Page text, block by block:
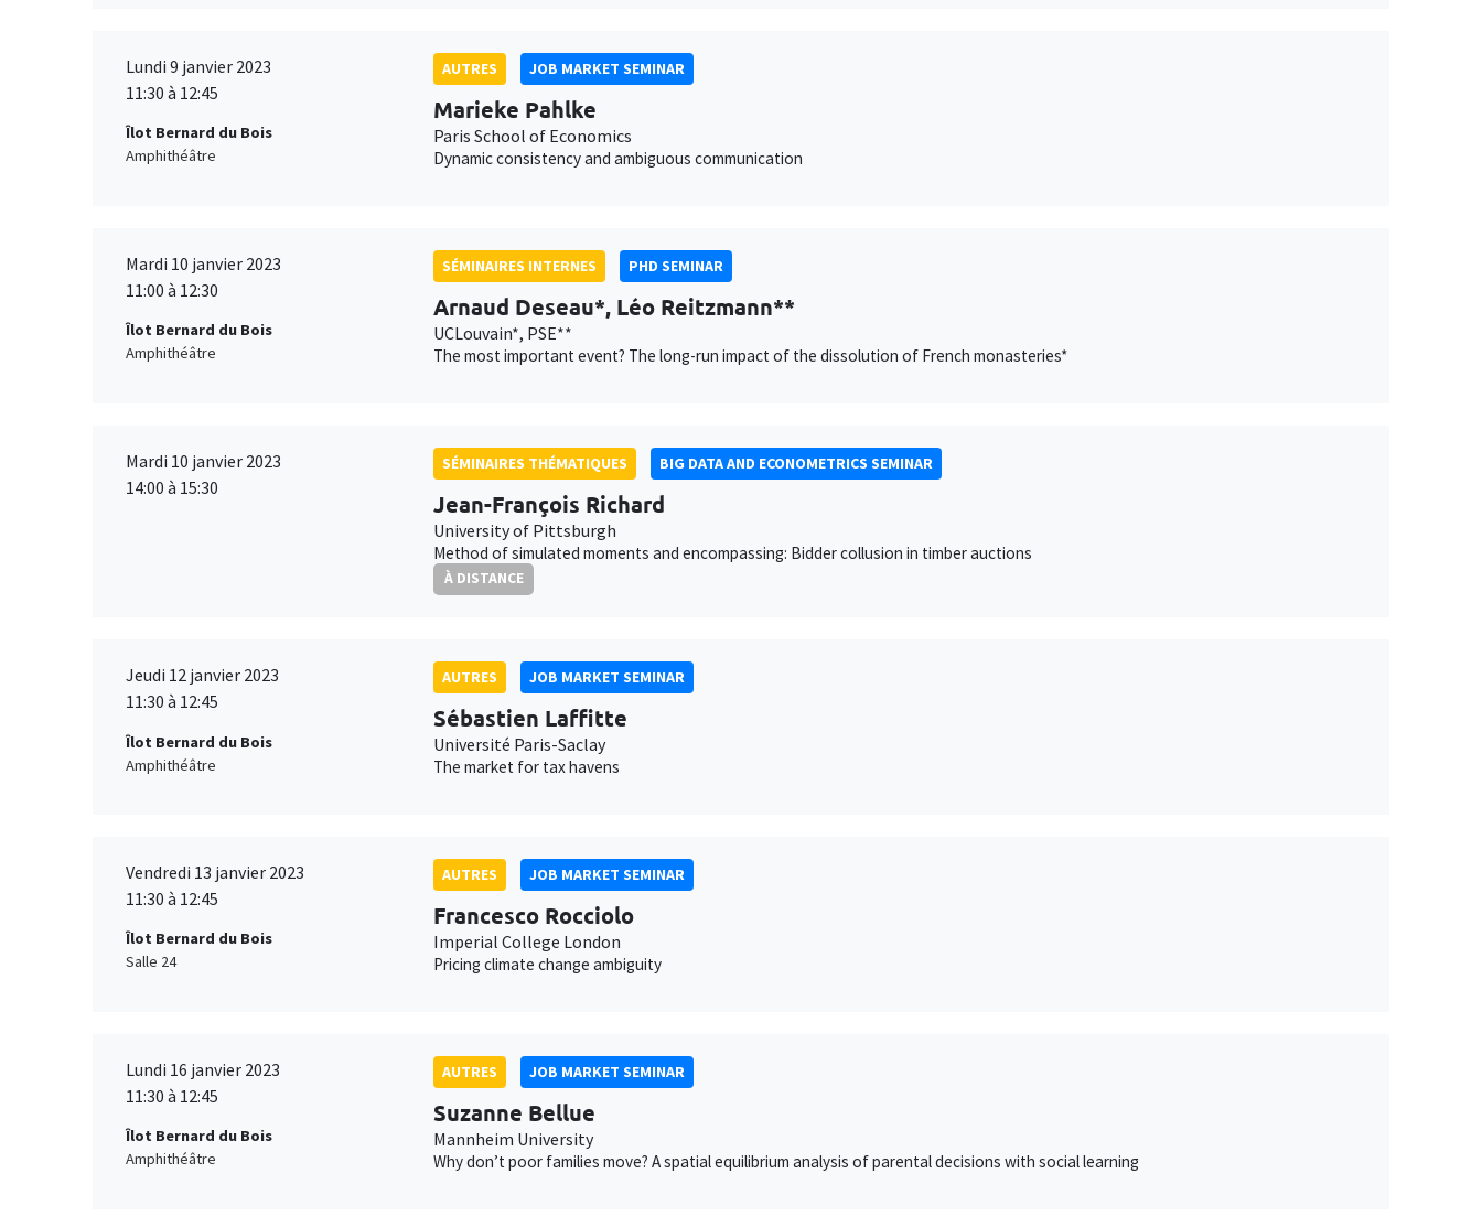
Lundi 9 janvier 2023
11:30 à 12:45
Îlot Bernard du Bois
Amphithéâtre
AUTRES JOB MARKET SEMINAR
Marieke Pahlke
Paris School of Economics
Dynamic consistency and ambiguous communication
Mardi 10 janvier 2023
11:00 à 12:30
Îlot Bernard du Bois
Amphithéâtre
SÉMINAIRES INTERNES PHD SEMINAR
Arnaud Deseau*, Léo Reitzmann**
UCLouvain*, PSE**
The most important event? The long-run impact of the dissolution of French monasteries*
Mardi 10 janvier 2023
14:00 à 15:30
SÉMINAIRES THÉMATIQUES BIG DATA AND ECONOMETRICS SEMINAR
Jean-François Richard
University of Pittsburgh
Method of simulated moments and encompassing: Bidder collusion in timber auctions
À DISTANCE
Jeudi 12 janvier 2023
11:30 à 12:45
Îlot Bernard du Bois
Amphithéâtre
AUTRES JOB MARKET SEMINAR
Sébastien Laffitte
Université Paris-Saclay
The market for tax havens
Vendredi 13 janvier 2023
11:30 à 12:45
Îlot Bernard du Bois
Salle 24
AUTRES JOB MARKET SEMINAR
Francesco Rocciolo
Imperial College London
Pricing climate change ambiguity
Lundi 16 janvier 2023
11:30 à 12:45
Îlot Bernard du Bois
Amphithéâtre
AUTRES JOB MARKET SEMINAR
Suzanne Bellue
Mannheim University
Why don’t poor families move? A spatial equilibrium analysis of parental decisions with social learning